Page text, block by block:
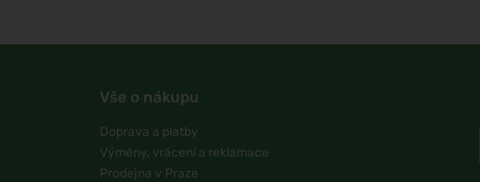
Vše o nákupu
Doprava a platby
Výměny, vrácení a reklamace
Prodejna v Praze